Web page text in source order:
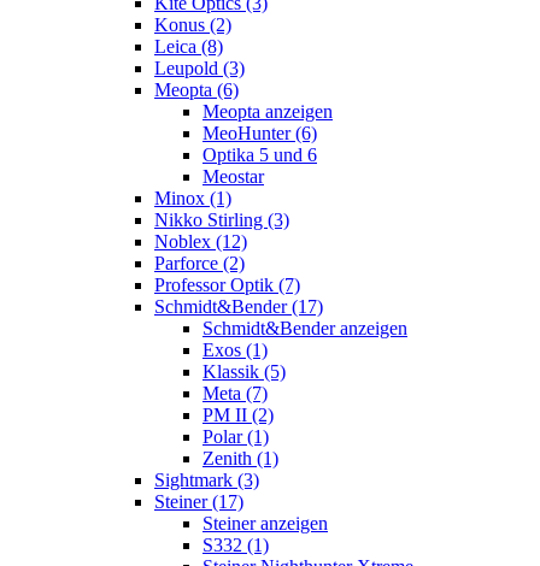
Konus (2)
Leica (8)
Leupold (3)
Meopta (6)
Meopta anzeigen
MeoHunter (6)
Optika 5 und 6
Meostar
Minox (1)
Nikko Stirling (3)
Noblex (12)
Parforce (2)
Professor Optik (7)
Schmidt&Bender (17)
Schmidt&Bender anzeigen
Exos (1)
Klassik (5)
Meta (7)
PM II (2)
Polar (1)
Zenith (1)
Sightmark (3)
Steiner (17)
Steiner anzeigen
S332 (1)